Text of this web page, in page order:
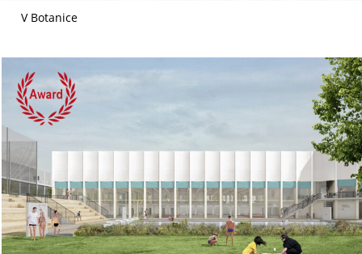
V Botanice